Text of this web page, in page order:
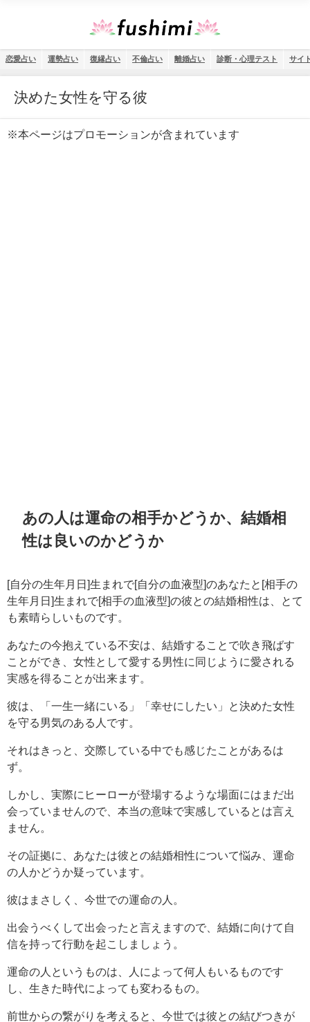
恋愛占い 運勢占い 復縁占い 不倫占い 離婚占い 診断・心理テスト サイ
決めた女性を守る彼
※本ページはプロモーションが含まれています
あの人は運命の相手かどうか、結婚相
性は良いのかどうか
[自分の生年月日]生まれで[自分の血液型]のあなたと[相手の
生年月日]生まれで[相手の血液型]の彼との結婚相性は、とて
も素晴らしいものです。
あなたの今抱えている不安は、結婚することで吹き飛ばす
ことができ、女性として愛する男性に同じように愛される
実感を得ることが出来ます。
彼は、「一生一緒にいる」「幸せにしたい」と決めた女性
を守る男気のある人です。
それはきっと、交際している中でも感じたことがあるは
ず。
しかし、実際にヒーローが登場するような場面にはまだ出
会っていませんので、本当の意味で実感しているとは言え
ません。
その証拠に、あなたは彼との結婚相性について悩み、運命
の人かどうか疑っています。
彼はまさしく、今世での運命の人。
出会うべくして出会ったと言えますので、結婚に向けて自
信を持って行動を起こしましょう。
運命の人というものは、人によって何人もいるものです
し、生きた時代によっても変わるもの。
前世からの繋がりを考えると、今世では彼との結びつきが